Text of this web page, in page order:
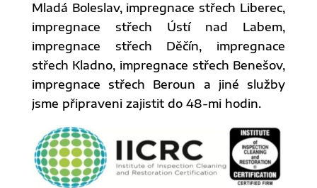
Mladá Boleslav, impregnace střech Liberec,
impregnace střech Ústí nad Labem,
impregnace střech Děčín, impregnace
střech Kladno, impregnace střech Benešov,
impregnace střech Beroun a jiné služby
jsme připraveni zajistit do 48-mi hodin.